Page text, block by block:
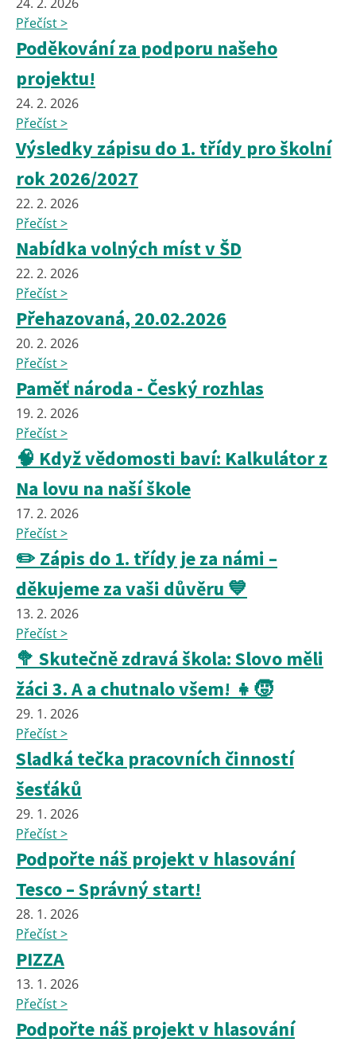
Přečíst >
Poděkování za podporu našeho
projektu!
24. 2. 2026
Přečíst >
Výsledky zápisu do 1. třídy pro školní
rok 2026/2027
22. 2. 2026
Přečíst >
Nabídka volných míst v ŠD
22. 2. 2026
Přečíst >
Přehazovaná, 20.02.2026
20. 2. 2026
Přečíst >
Paměť národa - Český rozhlas
19. 2. 2026
Přečíst >
🧠 Když vědomosti baví: Kalkulátor z
Na lovu na naší škole
17. 2. 2026
Přečíst >
✏️ Zápis do 1. třídy je za námi –
děkujeme za vaši důvěru 💙
13. 2. 2026
Přečíst >
🥦 Skutečně zdravá škola: Slovo měli
žáci 3. A a chutnalo všem! 👧🧒
29. 1. 2026
Přečíst >
Sladká tečka pracovních činností
šesťáků
29. 1. 2026
Přečíst >
Podpořte náš projekt v hlasování
Tesco – Správný start!
28. 1. 2026
Přečíst >
PIZZA
13. 1. 2026
Přečíst >
Podpořte náš projekt v hlasování